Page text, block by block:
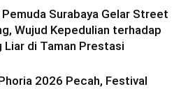
Pemuda Surabaya Gelar Street
Wujud Kepedulian terhadap
Liar di Taman Prestasi
2026 Pecah, Festival